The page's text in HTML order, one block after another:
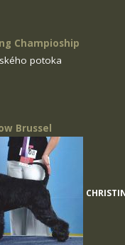
Champioship
potoka
Brussel